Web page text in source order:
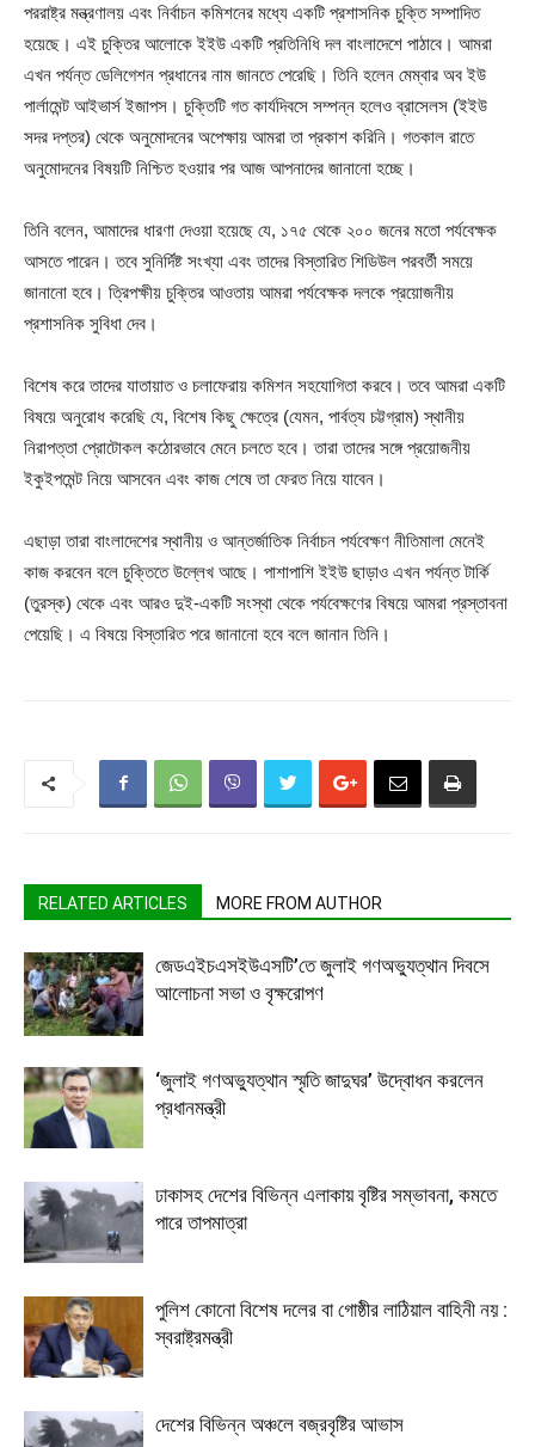
পররাষ্ট্র মন্ত্রণালয় এবং নির্বাচন কমিশনের মধ্যে একটি প্রশাসনিক চুক্তি সম্পাদিত
হয়েছে। এই চুক্তির আলোকে ইইউ একটি প্রতিনিধি দল বাংলাদেশে পাঠাবে। আমরা
এখন পর্যন্ত ডেলিগেশন প্রধানের নাম জানতে পেরেছি। তিনি হলেন মেম্বার অব ইউ
পার্লামেন্ট আইভার্স ইজাপস। চুক্তিটি গত কার্যদিবসে সম্পন্ন হলেও ব্রাসেলস (ইইউ
সদর দপ্তর) থেকে অনুমোদনের অপেক্ষায় আমরা তা প্রকাশ করিনি। গতকাল রাতে
অনুমোদনের বিষয়টি নিশ্চিত হওয়ার পর আজ আপনাদের জানানো হচ্ছে।
তিনি বলেন, আমাদের ধারণা দেওয়া হয়েছে যে, ১৭৫ থেকে ২০০ জনের মতো পর্যবেক্ষক
আসতে পারেন। তবে সুনির্দিষ্ট সংখ্যা এবং তাদের বিস্তারিত শিডিউল পরবর্তী সময়ে
জানানো হবে। ত্রিপক্ষীয় চুক্তির আওতায় আমরা পর্যবেক্ষক দলকে প্রয়োজনীয়
প্রশাসনিক সুবিধা দেব।
বিশেষ করে তাদের যাতায়াত ও চলাফেরায় কমিশন সহযোগিতা করবে। তবে আমরা একটি
বিষয়ে অনুরোধ করেছি যে, বিশেষ কিছু ক্ষেত্রে (যেমন, পার্বত্য চট্টগ্রাম) স্থানীয়
নিরাপত্তা প্রোটোকল কঠোরভাবে মেনে চলতে হবে। তারা তাদের সঙ্গে প্রয়োজনীয়
ইকুইপমেন্ট নিয়ে আসবেন এবং কাজ শেষে তা ফেরত নিয়ে যাবেন।
এছাড়া তারা বাংলাদেশের স্থানীয় ও আন্তর্জাতিক নির্বাচন পর্যবেক্ষণ নীতিমালা মেনেই
কাজ করবেন বলে চুক্তিতে উল্লেখ আছে। পাশাপাশি ইইউ ছাড়াও এখন পর্যন্ত টার্কি
(তুরস্ক) থেকে এবং আরও দুই-একটি সংস্থা থেকে পর্যবেক্ষণের বিষয়ে আমরা প্রস্তাবনা
পেয়েছি। এ বিষয়ে বিস্তারিত পরে জানানো হবে বলে জানান তিনি।
RELATED ARTICLES MORE FROM AUTHOR
জেডএইচএসইউএসটি’তে জুলাই গণঅভ্যুত্থান দিবসে
আলোচনা সভা ও বৃক্ষরোপণ
‘জুলাই গণঅভ্যুত্থান স্মৃতি জাদুঘর’ উদ্বোধন করলেন
প্রধানমন্ত্রী
ঢাকাসহ দেশের বিভিন্ন এলাকায় বৃষ্টির সম্ভাবনা, কমতে
পারে তাপমাত্রা
পুলিশ কোনো বিশেষ দলের বা গোষ্ঠীর লাঠিয়াল বাহিনী নয় :
স্বরাষ্ট্রমন্ত্রী
দেশের বিভিন্ন অঞ্চলে বজ্রবৃষ্টির আভাস